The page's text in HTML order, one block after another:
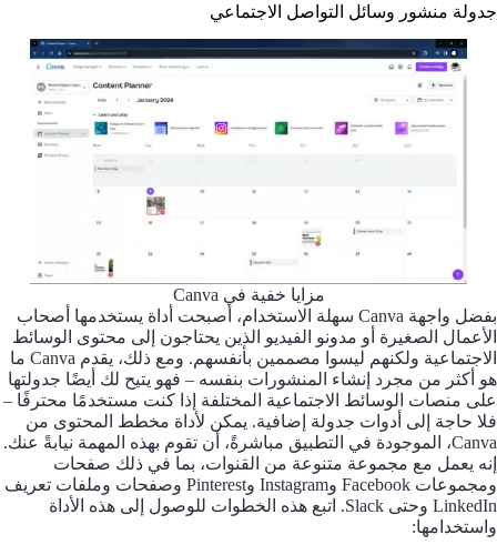
جدولة منشور وسائل التواصل الاجتماعي
مزايا خفية في Canva
بفضل واجهة Canva سهلة الاستخدام، أصبحت أداة يستخدمها أصحاب
الأعمال الصغيرة أو مدونو الفيديو الذين يحتاجون إلى محتوى الوسائط
الاجتماعية ولكنهم ليسوا مصممين بأنفسهم. ومع ذلك، يقدم Canva ما
هو أكثر من مجرد إنشاء المنشورات بنفسه – فهو يتيح لك أيضًا جدولتها
على منصات الوسائط الاجتماعية المختلفة إذا كنت مستخدمًا محترفًا –
فلا حاجة إلى أدوات جدولة إضافية. يمكن لأداة مخطط المحتوى من
Canva، الموجودة في التطبيق مباشرةً، أن تقوم بهذه المهمة نيابةً عنك.
إنه يعمل مع مجموعة متنوعة من القنوات، بما في ذلك صفحات
ومجموعات Facebook وInstagram وPinterest وصفحات وملفات تعريف
LinkedIn وحتى Slack. اتبع هذه الخطوات للوصول إلى هذه الأداة
واستخدامها: